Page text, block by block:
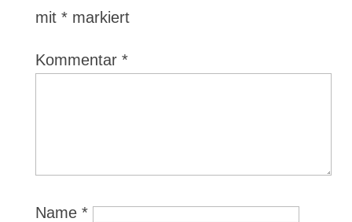
mit *markiert
Kommentar *
Name *